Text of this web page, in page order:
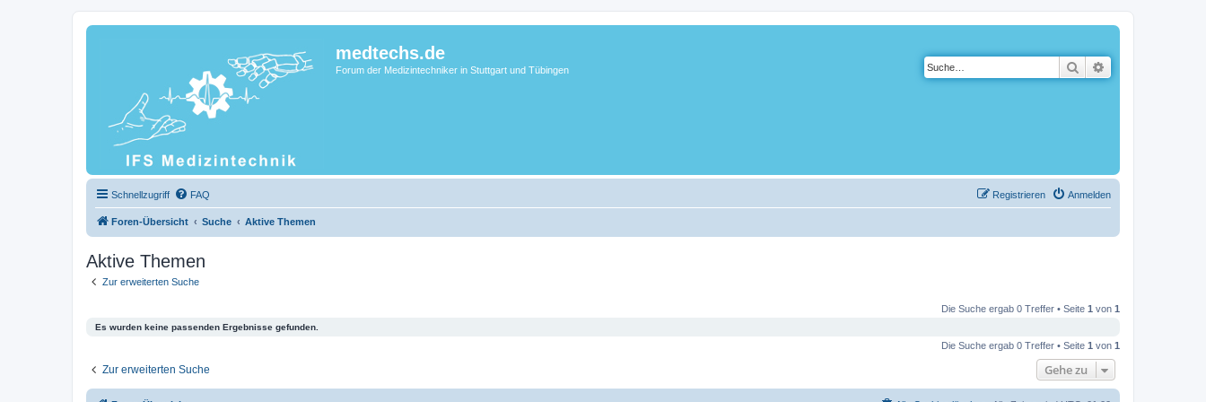
medtechs.de
Forum der Medizintechniker in Stuttgart und Tübingen Suche
Schnellzugriff FAQ Anmelden
Registrieren
Foren-Übersicht Suche Aktive Themen
Aktive Themen
Zur erweiterten Suche
Die Suche ergab 0 Treffer • Seite 1 von 1
Es wurden keine passenden Ergebnisse gefunden.
Die Suche ergab 0 Treffer • Seite 1 von 1
Zur erweiterten Suche Gehe zu